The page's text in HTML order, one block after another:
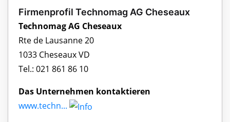
Firmenprofil Technomag AG Cheseaux
Technomag AG Cheseaux
Rte de Lausanne 20
1033 Cheseaux VD
Tel.: 021 861 86 10
Das Unternehmen kontaktieren
www.techn...